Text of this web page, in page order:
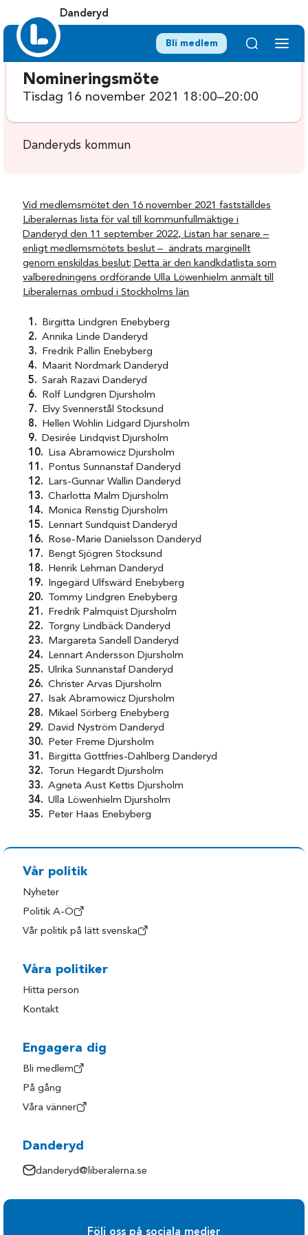
Danderyd
Bli medlem
Nomineringsmöte
Tisdag 16 november 2021 18:00–20:00
Danderyds kommun
Vid medlemsmötet den 16 november 2021 fastställdes
Liberalernas lista för val till kommunfullmäktige i
Danderyd den 11 september 2022, Listanhar senare –
enligt medlemsmötets beslut – ändrats marginellt
genom enskildas beslut; Detta är den kandkdatlista som
valberedningens ordförande Ulla Löwenhielm anmält till
Liberalernas ombud i Stockholms län
Birgitta Lindgren Enebyberg
Annika Linde Danderyd
Fredrik Pallin Enebyberg
Maarit Nordmark Danderyd
Sarah Razavi Danderyd
Rolf Lundgren Djursholm
Elvy Svennerstål Stocksund
Hellen Wohlin Lidgard Djursholm
Desirée Lindqvist Djursholm
Lisa Abramowicz Djursholm
Pontus Sunnanstaf Danderyd
Lars-Gunnar Wallin Danderyd
Charlotta Malm Djursholm
Monica Renstig Djursholm
Lennart Sundquist Danderyd
Rose-Marie Danielsson Danderyd
Bengt Sjögren Stocksund
Henrik Lehman Danderyd
Ingegärd Ulfswärd Enebyberg
Tommy Lindgren Enebyberg
Fredrik Palmquist Djursholm
Torgny Lindbäck Danderyd
Margareta Sandell Danderyd
Lennart Andersson Djursholm
Ulrika Sunnanstaf Danderyd
Christer Arvas Djursholm
Isak Abramowicz Djursholm
Mikael Sörberg Enebyberg
David Nyström Danderyd
Peter Freme Djursholm
Birgitta Gottfries-Dahlberg Danderyd
Torun Hegardt Djursholm
Agneta Aust Kettis Djursholm
Ulla Löwenhielm Djursholm
Peter Haas Enebyberg
Vår politik
Nyheter
Politik A-Ö
Vår politik på lätt svenska
Våra politiker
Hitta person
Kontakt
Engagera dig
Bli medlem
På gång
Våra vänner
Danderyd
danderyd@liberalerna.se
Följ oss på sociala medier